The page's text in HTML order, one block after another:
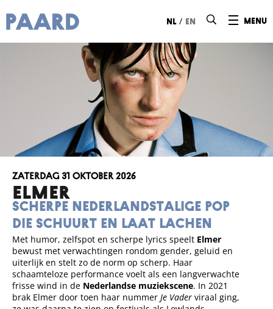
menu
nl / en
ELMER
Scherpe Nederlandstalige pop
die schuurt en laat lachen
zaterdag 31 oktober 2026
Met humor, zelfspot en scherpe lyrics speelt Elmer
bewust met verwachtingen rondom gender, geluid en
uiterlijk en stelt zo de norm op scherp. Haar
schaamteloze performance voelt als een langverwachte
frisse wind in de Nederlandse muziekscene. In 2021
brak Elmer door toen haar nummer Je Vader viraal ging,